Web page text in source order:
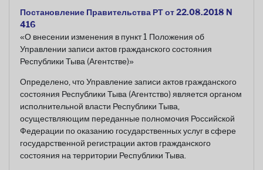
Постановление Правительства РТ от 22.08.2018 N
416
«О внесении изменения в пункт 1 Положения об
Управлении записи актов гражданского состояния
Республики Тыва (Агентстве)»
Определено, что Управление записи актов гражданского
состояния Республики Тыва (Агентство) является органом
исполнительной власти Республики Тыва,
осуществляющим переданные полномочия Российской
Федерации по оказанию государственных услуг в сфере
государственной регистрации актов гражданского
состояния на территории Республики Тыва.